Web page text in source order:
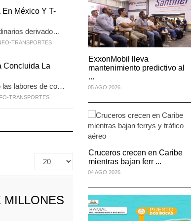
México Y T-
derivado…
TRANSPORTES
Concluida La
las labores de co…
TRANSPORTES
Cantidad
a
mostrar
MILLONES
predictivo al
crecen en Caribe
bajan ferr ...
ExxonMobil lleva
mantenimiento predictivo al
...
05 AGO 2026
Cruceros crecen en Caribe
mientras bajan ferr ...
04 AGO 2026
...
TMAZ eleva 77%
movimiento portuario ...
05 AGO 2026
05 AGO 2026